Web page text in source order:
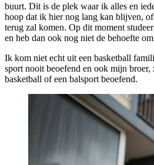
buurt. Dit is de plek waar ik alles en
hoop dat ik hier nog lang kan blijven,
terug zal komen. Op dit moment
en heb dan ook nog niet de behoefte
Ik kom niet echt uit een basketball
sport nooit beoefend en ook mijn broer,
basketball of een balsport beoefend.